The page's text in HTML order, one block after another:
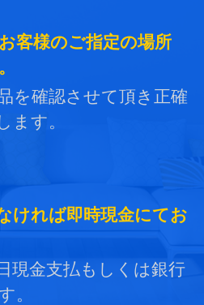
客様のご指定の場所
を確認させて頂き正確
ます。
ければ即時現金にてお
現金支払もしくは銀行
。